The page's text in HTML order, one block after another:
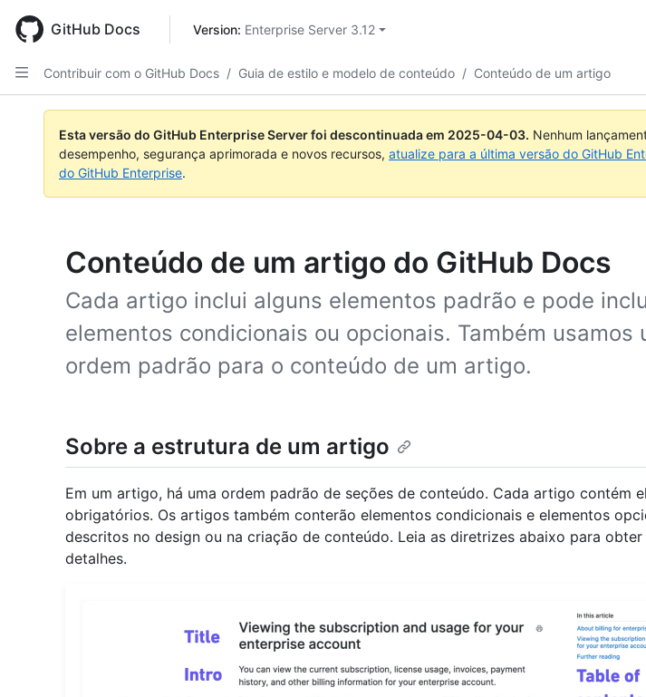
main
content
GitHub Docs Version: Enterprise Server 3.12
Contribuir com o GitHub Docs / Guia de estilo e modelo de conteúdo / Conteúdo de um artigo
Esta versão do GitHub Enterprise Server foi descontinuada em 2025-04-03. Nenhum
desempenho, segurança aprimorada e novos recursos, atualize para a última versão do GitHub
do GitHub Enterprise.
Conteúdo de um artigo do GitHub Docs
Cada artigo inclui alguns elementos padrão e pode
elementos condicionais ou opcionais. Também usamos
ordem padrão para o conteúdo de um artigo.
Sobre a estrutura de um artigo
Em um artigo, há uma ordem padrão de seções de conteúdo. Cada artigo contém
obrigatórios. Os artigos também conterão elementos condicionais e elementos
descritos no design ou na criação de conteúdo. Leia as diretrizes abaixo para obter
detalhes.